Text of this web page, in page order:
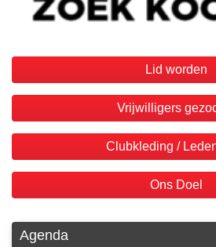
Lid worden
Vrijwilligers
Clubkleding /
Ons Doel
Agenda